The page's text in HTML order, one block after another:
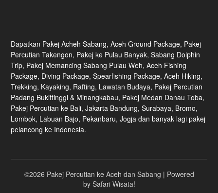
Dapatkan Pakej Acheh Sabang, Aceh Ground Package, Pakej
Percutian Takengon, Pakej ke Pulau Banyak, Sabang Dolphin
Trip, Pakej Memancing Sabang Pulau Weh, Aceh Fishing
Package, Diving Package, Spearfishing Package, Aceh Hiking,
Trekking, Kayaking, Rafting, Lawatan Budaya, Pakej Percutian
Padang Bukittinggi & Minangkabau, Pakej Medan Danau Toba,
Pakej Percutian ke Bali, Jakarta Bandung, Surabaya, Bromo,
Lombok, Labuan Bajo, Pekanbaru, Jogja dan banyak lagi pakej
pelancong ke Indonesia.
©2026 Pakej Percutian ke Aceh dan Sabang | Powered
by Safari Wisata!